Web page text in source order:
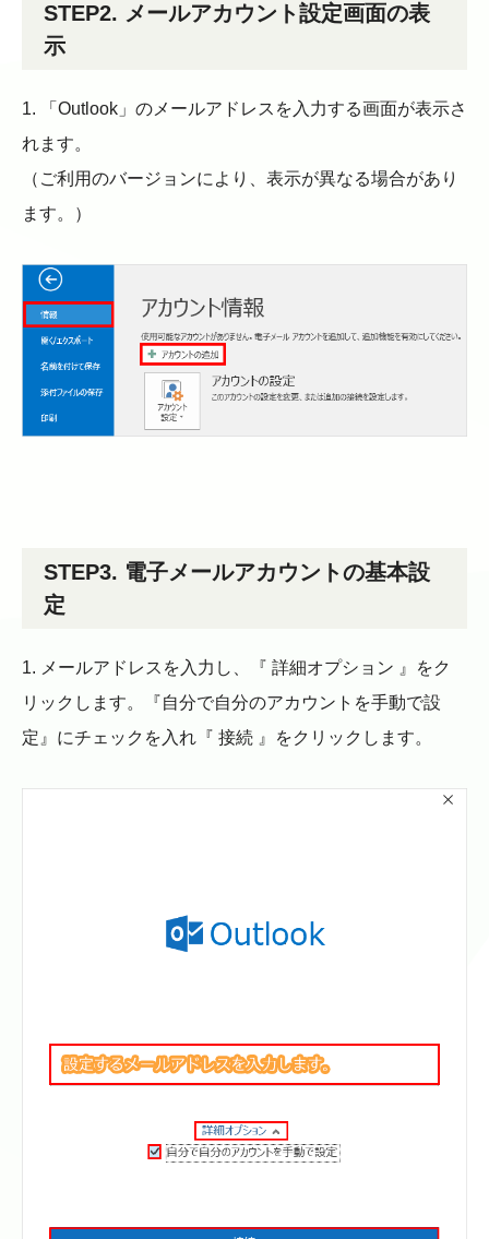
STEP2. メールアカウント設定画面の表
示
1. 「Outlook」のメールアドレスを入力する画面が表示さ
れます。
（ご利用のバージョンにより、表示が異なる場合があり
ます。）
STEP3. 電子メールアカウントの基本設
定
1. メールアドレスを入力し、『 詳細オプション 』をク
リックします。『自分で自分のアカウントを手動で設
定』にチェックを入れ『 接続 』をクリックします。